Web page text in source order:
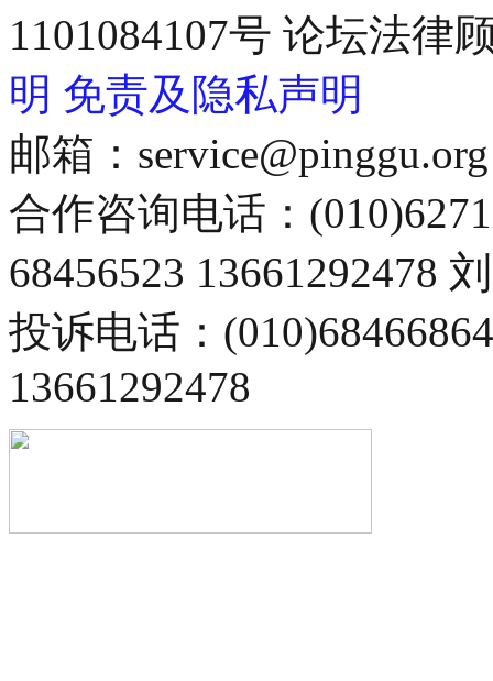
1101084107号 论坛法律
明 免责及隐私声明
邮箱：service@pinggu.org
合作咨询电话：
68456523 13661292478
投诉电话：
13661292478